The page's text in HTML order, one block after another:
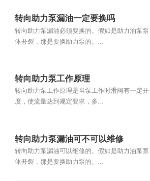
转向助力泵漏油一定要换吗
转向助力泵漏油必须要换的。假如是助力油泵泵
体开裂，那是要换助力泵的。...
转向助力泵工作原理
转向助力泵工作原理是当泵工作时滑阀有一定开
度，使流量达到规定要求，多...
转向助力泵漏油可不可以维修
转向助力泵漏油可以维修的。假如是助力油泵泵
体开裂，那是要换助力泵的。...